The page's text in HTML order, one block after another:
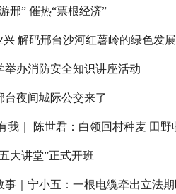
邢” 催热“票根经济”
兴 解码邢台沙河红薯岭的绿色发
举办消防安全知识讲座活动
台夜间城际公交来了
我｜ 陈世君：白领回村种麦 田野
大讲堂”正式开班
事｜宁小五：一根电缆牵出立法